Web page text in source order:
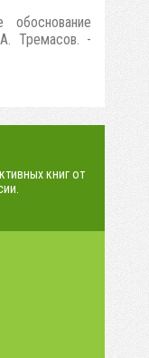
Тремасов. -
книг от